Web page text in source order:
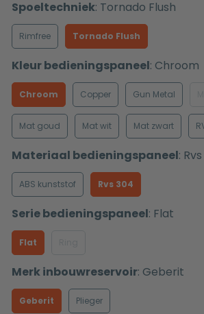
Spoeltechniek: Tornado Flush
Rimfree Tornado Flush
Kleur bedieningspaneel: Chroom
Chroom Copper Gun Metal
Mat goud Mat wit Mat zwart
Materiaal bedieningspaneel:
ABS kunststof Rvs 304
Serie bedieningspaneel: Flat
Flat
Merk inbouwreservoir: Geberit
Geberit Plieger